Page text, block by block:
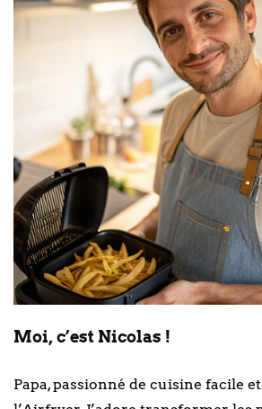
Moi, c’est Nicolas !
Papa, passionné de cuisine facile